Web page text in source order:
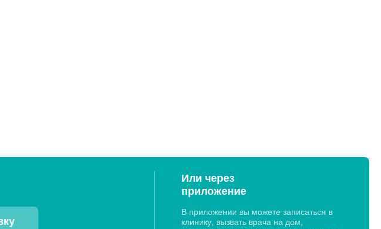
Или через
приложение
В приложении вы можете записаться в
клинику, вызвать врача на дом,